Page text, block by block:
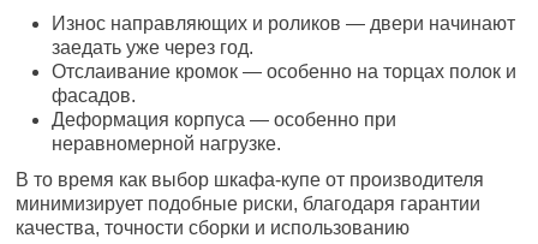
Износ направляющих и роликов — двери начинают
заедать уже через год.
Отслаивание кромок — особенно на торцах полок и
фасадов.
Деформация корпуса — особенно при
неравномерной нагрузке.
В то время как выбор шкафа-купе от производителя
минимизирует подобные риски, благодаря гарантии
качества, точности сборки и использованию